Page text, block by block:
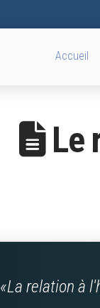
Accueil
Le
«La relation à